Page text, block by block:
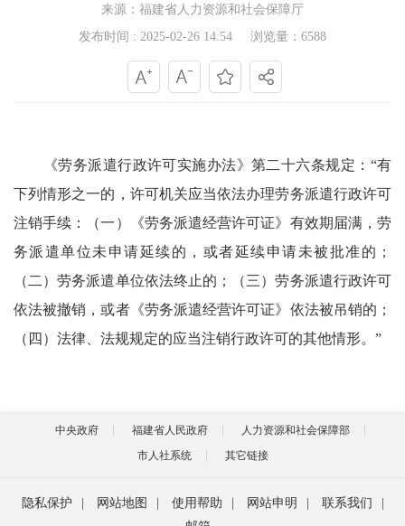
来源：福建省人力资源和社会保障厅
发布时间 : 2025-02-26 14:54
浏览量：6588
《劳务派遣行政许可实施办法》第二十六条规定：“有
下列情形之一的，许可机关应当依法办理劳务派遣行政许可
注销手续：（一）《劳务派遣经营许可证》有效期届满，劳
务派遣单位未申请延续的，或者延续申请未被批准的；
（二）劳务派遣单位依法终止的；（三）劳务派遣行政许可
依法被撤销，或者《劳务派遣经营许可证》依法被吊销的；
（四）法律、法规规定的应当注销行政许可的其他情形。”
中央政府 福建省人民政府
人力资源和社会保障部
市人社系统
其它链接
隐私保护 网站地图 使用帮助 网站申明 联系我们